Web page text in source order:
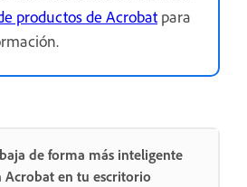
productos de Acrobat para
de forma más inteligente
Acrobat en tu escritorio